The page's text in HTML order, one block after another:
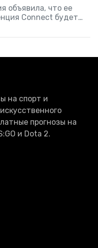
объявила, что ее
Connect будет
октября в 22:00 по
на спорт и
прогнозы на
и Dota 2.